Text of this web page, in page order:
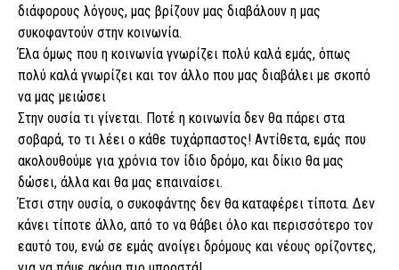
διάφορους λόγους, μας βρίζουν μας διαβάλουν η μας
συκοφαντούν στην κοινωνία.
Έλα όμως που η κοινωνία γνωρίζει πολύ καλά εμάς, όπως
πολύ καλά γνωρίζει και τον άλλο που μας διαβάλει με σκοπό
να μας μειώσει
Στην ουσία τι γίνεται. Ποτέ η κοινωνία δεν θα πάρει στα
σοβαρά, το τι λέει ο κάθε τυχάρπαστος! Αντίθετα, εμάς που
ακολουθούμε για χρόνια τον ίδιο δρόμο, και δίκιο θα μας
δώσει, άλλα και θα μας επαιναίσει.
Έτσι στην ουσία, ο συκοφάντης δεν θα καταφέρει τίποτα. Δεν
κάνει τίποτε άλλο, από το να θάβει όλο και περισσότερο τον
εαυτό του, ενώ σε εμάς ανοίγει δρόμους και νέους ορίζοντες,